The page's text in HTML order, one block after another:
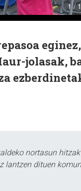
jolasak,
nortasun
lantzen dituen